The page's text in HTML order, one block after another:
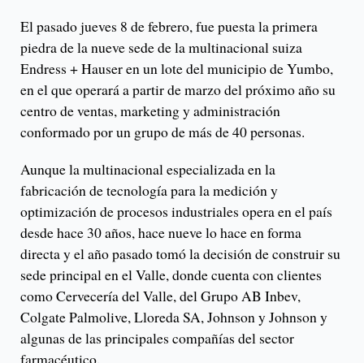
El pasado jueves 8 de febrero, fue puesta la primera
piedra de la nueve sede de la multinacional suiza
Endress + Hauser en un lote del municipio de Yumbo,
en el que operará a partir de marzo del próximo año su
centro de ventas, marketing y administración
conformado por un grupo de más de 40 personas.
Aunque la multinacional especializada en la
fabricación de tecnología para la medición y
optimización de procesos industriales opera en el país
desde hace 30 años, hace nueve lo hace en forma
directa y el año pasado tomó la decisión de construir su
sede principal en el Valle, donde cuenta con clientes
como Cervecería del Valle, del Grupo AB Inbev,
Colgate Palmolive, Lloreda SA, Johnson y Johnson y
algunas de las principales compañías del sector
farmacéutico.